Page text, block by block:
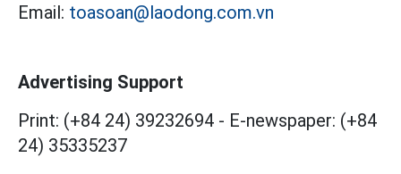
Email: toasoan@laodong.com.vn
Advertising Support
Print: (+84 24) 39232694 - E-newspaper: (+84
24) 35335237